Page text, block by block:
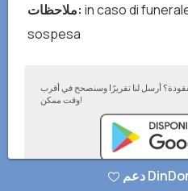
ملاحظات: in caso di
sospesa
أرسل لنا تقريرًا وسنصحح في أقرب
وقت ممكن!